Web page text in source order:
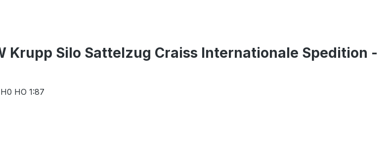
Silo Sattelzug Craiss Internationale Spedition -
HO 1:87